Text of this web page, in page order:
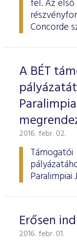
ESG
fel. Az
Concorde
A BÉT
2016. febr. 02.
Paralimpiai
Erősen
2016. febr. 01.